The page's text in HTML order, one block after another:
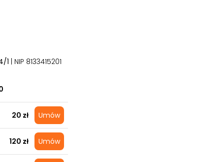
1 | NIP 8133415201
20 zł Umów
120 zł Umów